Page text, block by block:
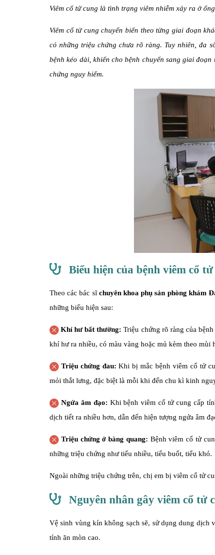
Viêm cổ tử cung là tình trạng viêm nhiễm xảy ra ở
Viêm cổ tử cung chuyển biến theo từng giai đoạn
có những triệu chứng chưa rõ ràng. Tuy nhiên, đa
bệnh kéo dài, khiến cho bệnh chuyển sang giai
chứng nguy hiểm.
Biểu hiện của bệnh viêm cổ
Theo các bác sĩchuyên khoa phụ sản phòng khám
những biểu hiện sau:
Khí hư bất thường:Triệu chứng rõ ràng của
khí hư ra nhiều, có màu vàng hoặc mủ kèm theo
Triệu chứng đau:Khi bị mắc bệnh viêm cổ tử
mỏi thắt lưng, đặc biệt là mỗi khi đến chu kì kinh
Ngứa âm đạo: Khi bệnh viêm cổ tử cung cấp
dịch tiết ra nhiều hơn, dẫn đến hiện tượng ngứa âm
Triệu chứng ở bàng quang: Bệnh viêm cổ tử
những triệu chứng như tiểu nhiều, tiểu buốt, tiểu khó.
Ngoài những triệu chứng trên, chị em bị viêm cổ tử
Nguyên nhân gây viêm cổ tử
Vệ sinh vùng kín không sạch sẽ, sử dụng dung dịch
tính ăn mòn cao.